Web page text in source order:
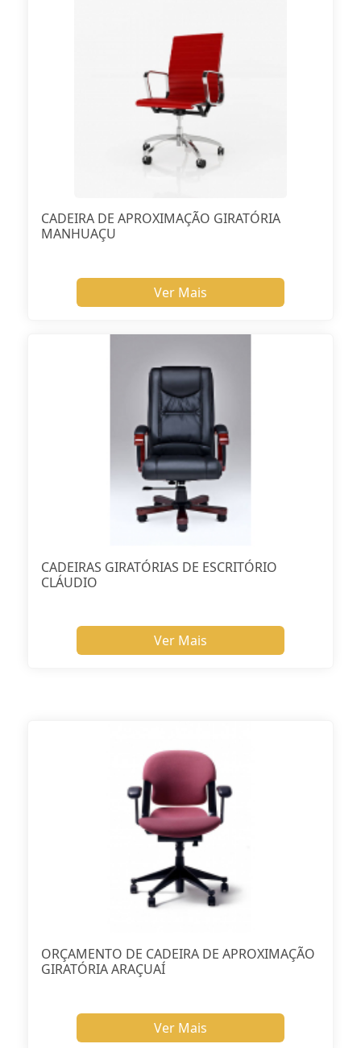
CADEIRA DE APROXIMAÇÃO GIRATÓRIA
MANHUAÇU
Ver Mais
CADEIRAS GIRATÓRIAS DE ESCRITÓRIO
CLÁUDIO
Ver Mais
ORÇAMENTO DE CADEIRA DE APROXIMAÇÃO
GIRATÓRIA ARAÇUAÍ
Ver Mais